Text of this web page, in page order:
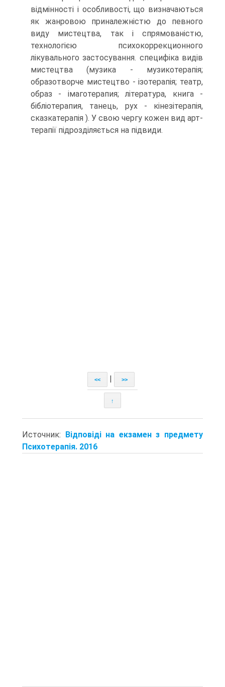
відмінності і особливості, що визначаються
як жанровою приналежністю до певного
виду мистецтва, так і спрямованістю,
технологією психокоррекционного
лікувального застосування. специфіка видів
мистецтва (музика - музикотерапія;
образотворче мистецтво - ізотерапія; театр,
образ - імаготерапия; література, книга -
бібліотерапия, танець, рух - кінезітерапія,
сказкатерапія ). У свою чергу кожен вид арт-
терапії підрозділяється на підвиди.
<< >>
↑
Источник: Відповіді на екзамен з предмету
Психотерапія. 2016